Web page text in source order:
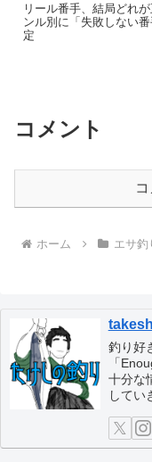
リール番手、結局どれ
ンル別に「失敗しない
定
コメント
ホーム エサ釣
釣り好
「
十分な
してい